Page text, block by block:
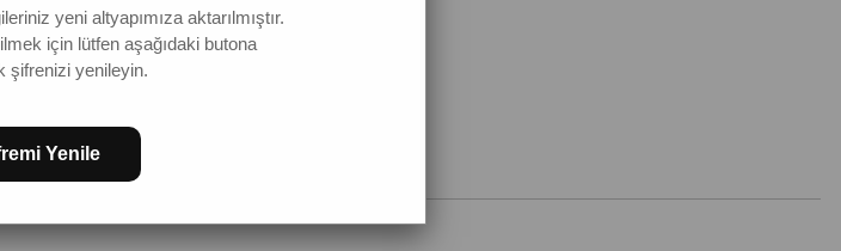
yeni altyapımıza aktarılmıştır.
için lütfen aşağıdaki butona
şifrenizi yenileyin.
Yenile